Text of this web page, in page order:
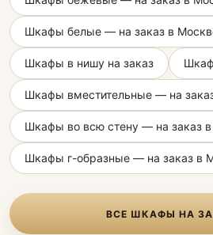
Шкафы белые — на заказ в
Шкафы в нишу на заказ
Шкафы вместительные — на
Шкафы во всю стену — на заказ
Шкафы г-образные — на заказ в
ВСЕ ШКАФЫ НА